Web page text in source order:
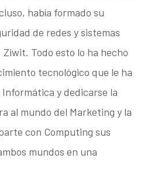
había formado su
de redes y sistemas
Todo esto lo ha hecho
tecnológico que le ha
y dedicarse la
al mundo del Marketing y la
con Computing sus
mundos en una